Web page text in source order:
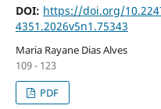
DOI: https://doi.org/
4351.2026v5n1.75343
Maria Rayane Dias Alves
109 - 123
PDF